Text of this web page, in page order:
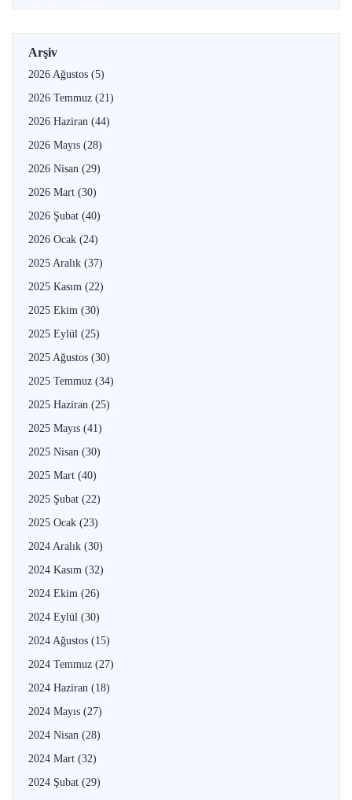
Arşiv
2026 Ağustos (5)
2026 Temmuz (21)
2026 Haziran (44)
2026 Mayıs (28)
2026 Nisan (29)
2026 Mart (30)
2026 Şubat (40)
2026 Ocak (24)
2025 Aralık (37)
2025 Kasım (22)
2025 Ekim (30)
2025 Eylül (25)
2025 Ağustos (30)
2025 Temmuz (34)
2025 Haziran (25)
2025 Mayıs (41)
2025 Nisan (30)
2025 Mart (40)
2025 Şubat (22)
2025 Ocak (23)
2024 Aralık (30)
2024 Kasım (32)
2024 Ekim (26)
2024 Eylül (30)
2024 Ağustos (15)
2024 Temmuz (27)
2024 Haziran (18)
2024 Mayıs (27)
2024 Nisan (28)
2024 Mart (32)
2024 Şubat (29)